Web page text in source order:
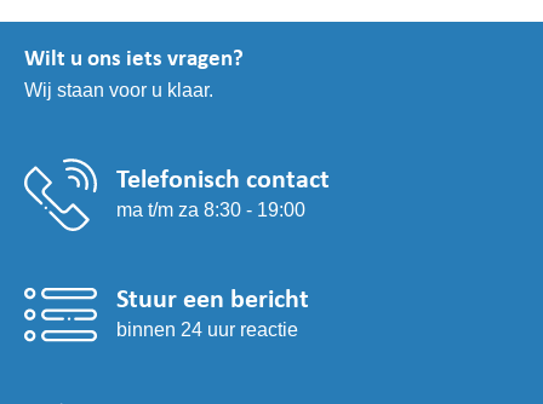
Wilt u ons iets vragen?
Wij staan voor u klaar.
Telefonisch contact
ma t/m za 8:30 - 19:00
Stuur een bericht
binnen 24 uur reactie